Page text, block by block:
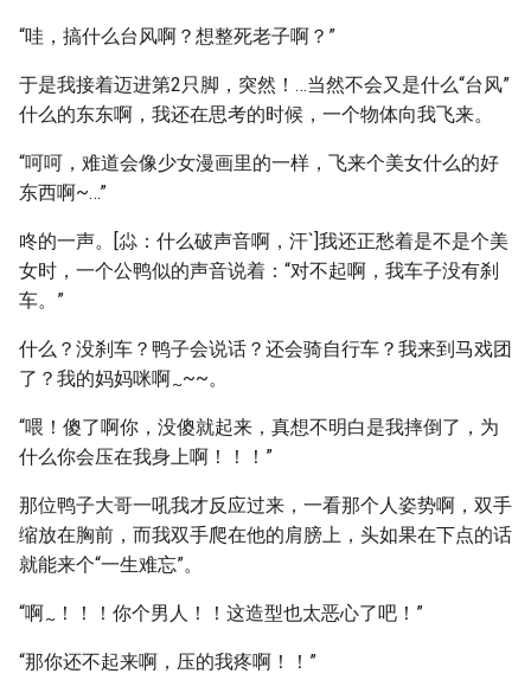
“哇，搞什么台风啊？想整死老子啊？”
于是我接着迈进第2只脚，突然！…当然不会又是什么“台风”
什么的东东啊，我还在思考的时候，一个物体向我飞来。
“呵呵，难道会像少女漫画里的一样，飞来个美女什么的好
东西啊~…”
咚的一声。[尛：什么破声音啊，汗`]我还正愁着是不是个美
女时，一个公鸭似的声音说着：“对不起啊，我车子没有刹
车。”
什么？没刹车？鸭子会说话？还会骑自行车？我来到马戏团
了？我的妈妈咪啊~~~。
“喂！傻了啊你，没傻就起来，真想不明白是我摔倒了，为
什么你会压在我身上啊！！！”
那位鸭子大哥一吼我才反应过来，一看那个人姿势啊，双手
缩放在胸前，而我双手爬在他的肩膀上，头如果在下点的话
就能来个“一生难忘”。
“啊~ ！！！你个男人！！这造型也太恶心了吧！”
“那你还不起来啊，压的我疼啊！！”